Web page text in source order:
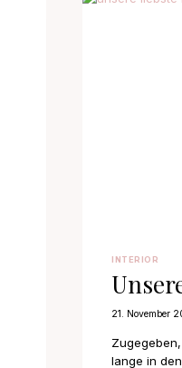
INTERIOR
21. November
lange in